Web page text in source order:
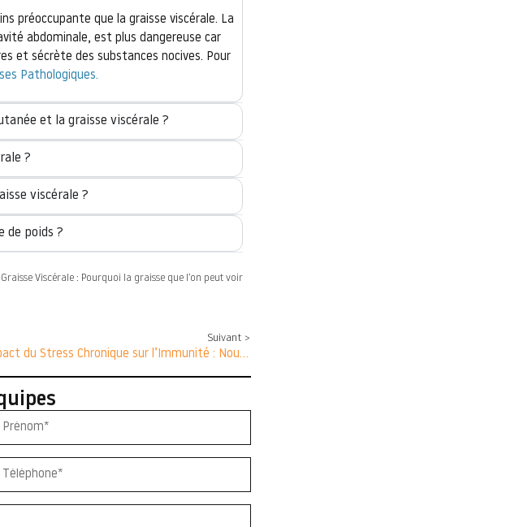
préoccupante que la graisse viscérale. La
abdominale, est plus dangereuse car
et sécrète des substances nocives. Pour
Pathologiques.
et la graisse viscérale ?
?
viscérale ?
de poids ?
Viscérale : Pourquoi la graisse que l’on peut voir
Suivant >
Impact du Stress Chronique sur l’Immunité : Nouvelles Découvertes de la Harvard Medical School